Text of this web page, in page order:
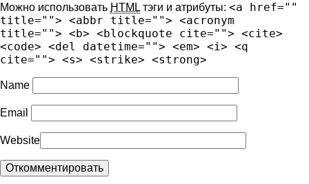
Можно использовать HTMLтэги и атрибуты: <a href=""
title=""> <abbr title=""> <acronym
title=""> <b> <blockquote cite=""> <cite>
<code> <del datetime=""> <em> <i> <q
cite=""> <s> <strike> <strong>
Name
Email
Website